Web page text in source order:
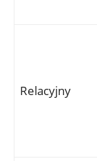
Relacyjny